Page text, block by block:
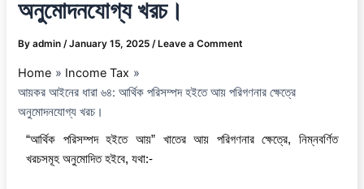
অনুমোদনযোগ্য খরচ।
Byadmin/January 15, 2025/ Leave a Comment
Home
Income Tax
আয়কর আইনের ধারা ৬৪: আর্থিক পরিসম্পদ হইতে আয় পরিগণনার ক্ষেত্রে
অনুমোদনযোগ্য খরচ।
“আর্থিক পরিসম্পদ হইতে আয়” খাতের আয় পরিগণনার ক্ষেত্রে, নিম্নবর্ণিত
খরচসমূহ অনুমোদিত হইবে, যথা:-